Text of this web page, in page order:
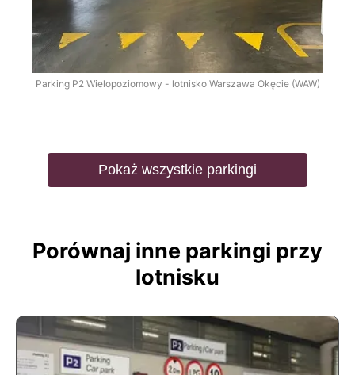
Parking P2 Wielopoziomowy - lotnisko Warszawa Okęcie (WAW)
Pokaż wszystkie parkingi
Porównaj inne parkingi przy
lotnisku